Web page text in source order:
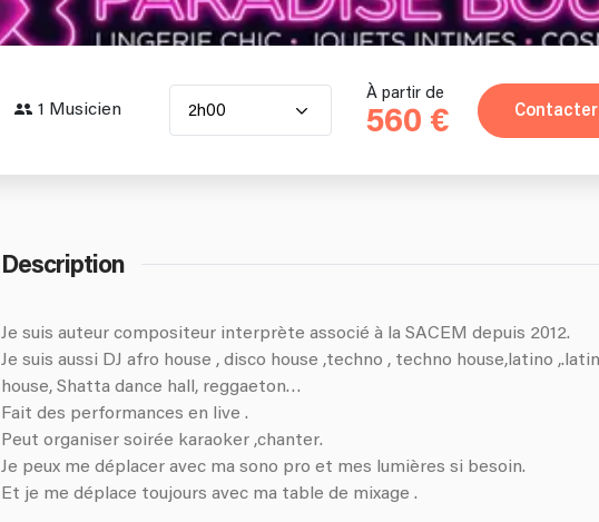
1 Musicien 2h00
À partir de
560 € Contacter
Description
Je suis auteur compositeur interprète associé à la SACEM depuis 2012.
Je suis aussi DJ afro house , disco house ,techno , techno house,latino ,.latino
house, Shatta dance hall, reggaeton…
Fait des performances en live .
Peut organiser soirée karaoker ,chanter.
Je peux me déplacer avec ma sono pro et mes lumières si besoin.
Et je me déplace toujours avec ma table de mixage .